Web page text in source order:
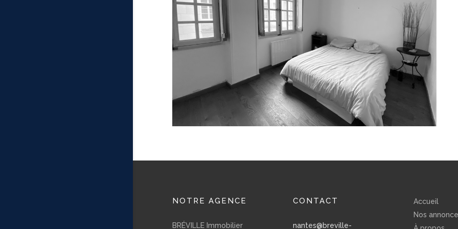
NOTRE AGENCE
BRÉVILLE Immobilier
CONTACT
nantes@breville-
Accueil
Nos